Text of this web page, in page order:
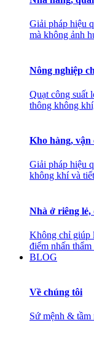
Giải pháp hiệu
mà không ảnh
Nông nghiệp
Quạt công suất
thông không
Kho hàng, vận
Giải pháp hiệu
không khí và
Nhà ở riêng lẻ,
Không chỉ giúp
điểm nhấn
BLOG
Về chúng tôi
Sứ mệnh &